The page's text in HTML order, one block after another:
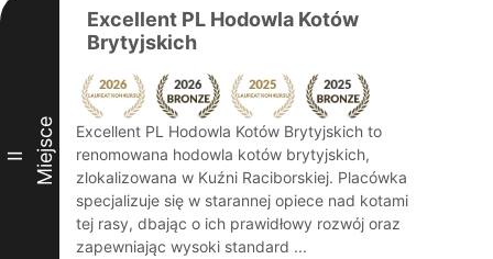
II Miejsce
Excellent PL Hodowla Kotów
Brytyjskich
Excellent PL Hodowla Kotów Brytyjskich to
renomowana hodowla kotów brytyjskich,
zlokalizowana w Kuźni Raciborskiej. Placówka
specjalizuje się w starannej opiece nad kotami
tej rasy, dbając o ich prawidłowy rozwój oraz
zapewniając wysoki standard ...